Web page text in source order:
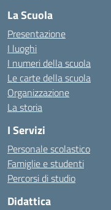
La Scuola
Presentazione
I luoghi
I numeri della scuola
Le carte della scuola
Organizzazione
La storia
I Servizi
Personale scolastico
Famiglie e studenti
Percorsi di studio
Didattica